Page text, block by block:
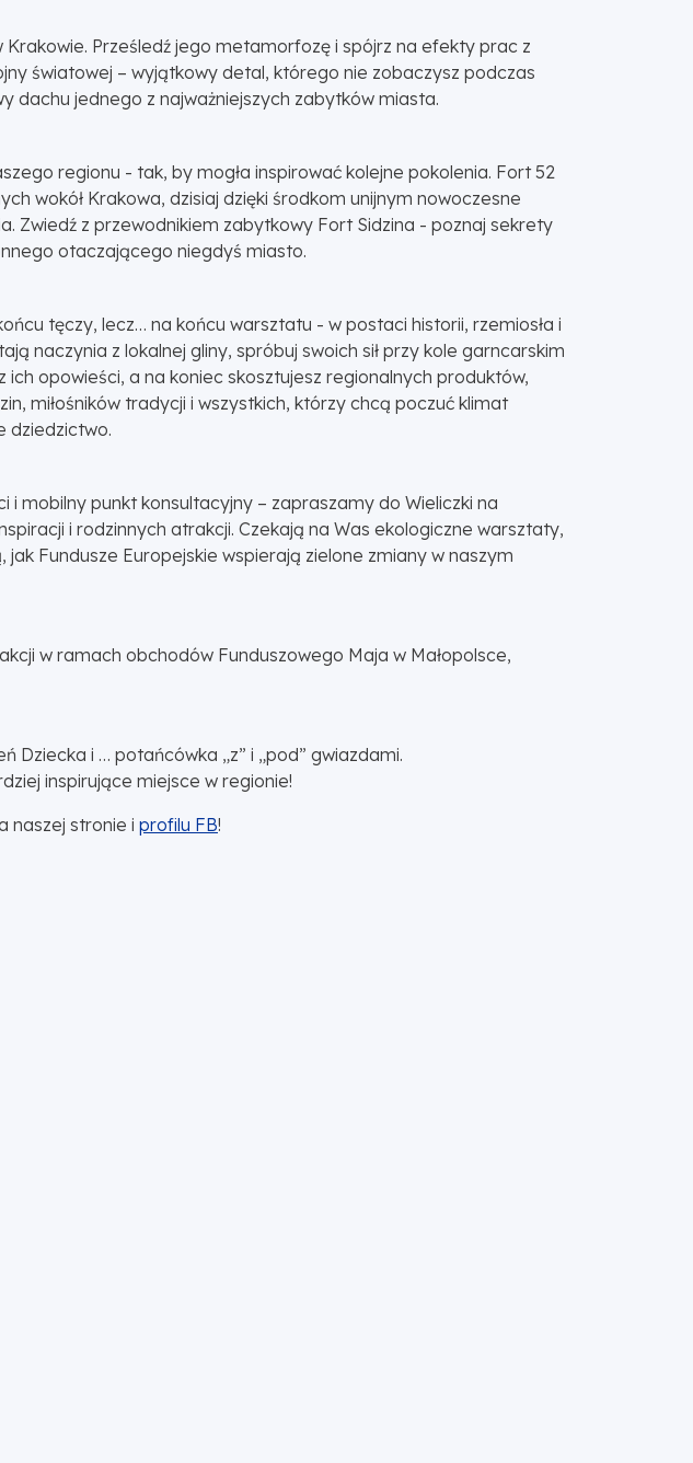
Krakowie. Prześledź jego metamorfozę i spójrz na efekty prac z
światowej – wyjątkowy detal, którego nie zobaczysz podczas
dachu jednego z najważniejszych zabytków miasta.
regionu - tak, by mogła inspirować kolejne pokolenia. Fort 52
wokół Krakowa, dzisiaj dzięki środkom unijnym nowoczesne
Zwiedź z przewodnikiem zabytkowy Fort Sidzina - poznaj sekrety
otaczającego niegdyś miasto.
tęczy, lecz… na końcu warsztatu - w postaci historii, rzemiosła i
naczynia z lokalnej gliny, spróbuj swoich sił przy kole garncarskim
opowieści, a na koniec skosztujesz regionalnych produktów,
miłośników tradycji i wszystkich, którzy chcą poczuć klimat
dziedzictwo.
mobilny punkt konsultacyjny – zapraszamy do Wieliczki na
i rodzinnych atrakcji. Czekają na Was ekologiczne warsztaty,
Fundusze Europejskie wspierają zielone zmiany w naszym
w ramach obchodów Funduszowego Maja w Małopolsce,
Dziecka i … potańcówka „z” i „pod” gwiazdami.
inspirujące miejsce w regionie!
naszej stronie i profilu FB!